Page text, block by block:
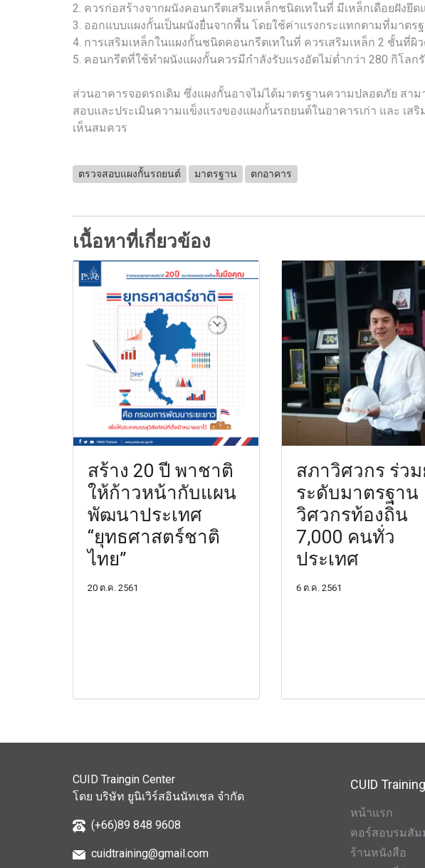
2. ควรก่อสร้างจากผนังคอนกรีตเสริมเหล็กชนิดเทในที่ มีเหล็กเดือยฝังยึ
3. ออกแบบแผงกั้นเป็นผนังยื่นจากพื้น โดยใช้ค่าแรงกระแทกตามที่มาตร
4. การเสริมเหล็กในแผงกั้นชนิดคอนกรีตเทในที่ ควรเสริมเหล็ก 2 ชั้นที่
5. คอนกรีตที่ใช้ทำผนังแผงกั้นควรมีกำลังรับแรงอัดไม่ต่ำกว่า 280 กิโลก
ส่วนอาคารจอดรถเดิม ซึ่งแผงกั้นอาจไม่ได้มาตรฐานความปลอดภัย สา
สอบและประเมินความแข็งแรงของแผงกั้นรถยนต์ในอาคารเก่า และ เส
เห็นสมควร
ตรวจสอบแผงกั้นรถยนต์ มาตรฐาน ตกอาคาร
เนื้อหาที่เกี่ยวข้อง
สร้าง 20 ปี พาชาติ
ให้ก้าวหน้ากับแผน
พัฒนาประเทศ
“ยุทธศาสตร์ชาติ
ไทย”
20 ต.ค. 2561
สภาวิศวกร ร่ว
ระดับมาตรฐาน
วิศวกรท้องถิ่น
7,000 คนทั่ว
ประเทศ
6 ต.ค. 2561
CUID Traingin Center
โดย บริษัท ยูนิเวิร์สอินนัทเชล จำกัด
(+66)89 848 9608
cuidtraining@gmail.com
CUID
หน้าแรก
คอร์สอบรมสัม
ร้านหนังสือ